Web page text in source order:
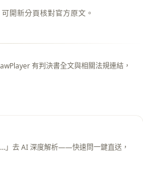
開新分頁核對官方原文。
有判決書全文與相關法規連結，
」去 AI 深度解析——快速問一鍵直送，